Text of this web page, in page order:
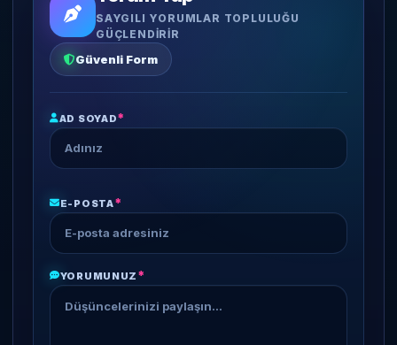
SAYGILI YORUMLAR TOPLULUĞU
GÜÇLENDIRIR
Güvenli Form
AD SOYAD*
E-POSTA*
YORUMUNUZ *